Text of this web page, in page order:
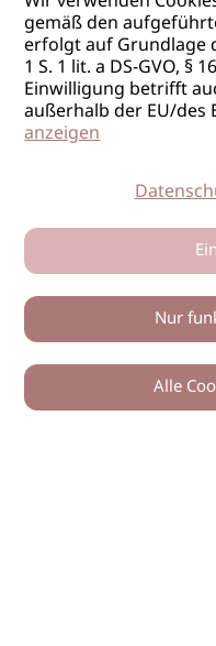
gemäß den
erfolgt auf Grundlage
1 S. 1 lit. a DS-GVO, §
Einwilligung betrifft
außerhalb der EU/des
anzeigen
Nur
Alle